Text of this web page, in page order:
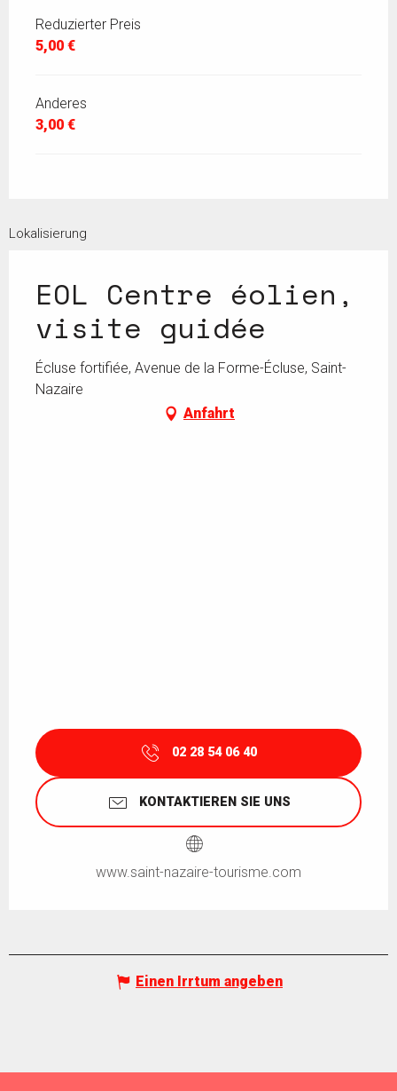
Reduzierter Preis
5,00 €
Anderes
3,00 €
Lokalisierung
EOL Centre éolien,
visite guidée
Écluse fortifiée, Avenue de la Forme-Écluse, Saint-
Nazaire
Anfahrt
02 28 54 06 40
KONTAKTIEREN SIE UNS
www.saint-nazaire-tourisme.com
Einen Irrtum angeben